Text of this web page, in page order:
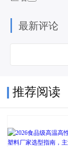
最新评论
推荐阅读